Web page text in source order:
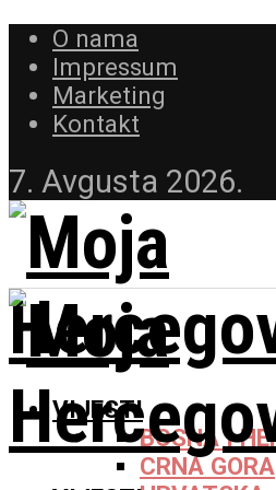
O nama
Impressum
Marketing
Kontakt
7. Avgusta 2026.
VIJESTI
BOSNA I
CRNA GORA